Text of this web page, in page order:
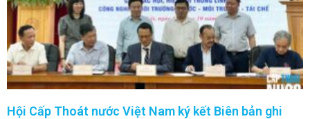
Hội Cấp Thoát nước Việt Nam ký kết Biên bản ghi